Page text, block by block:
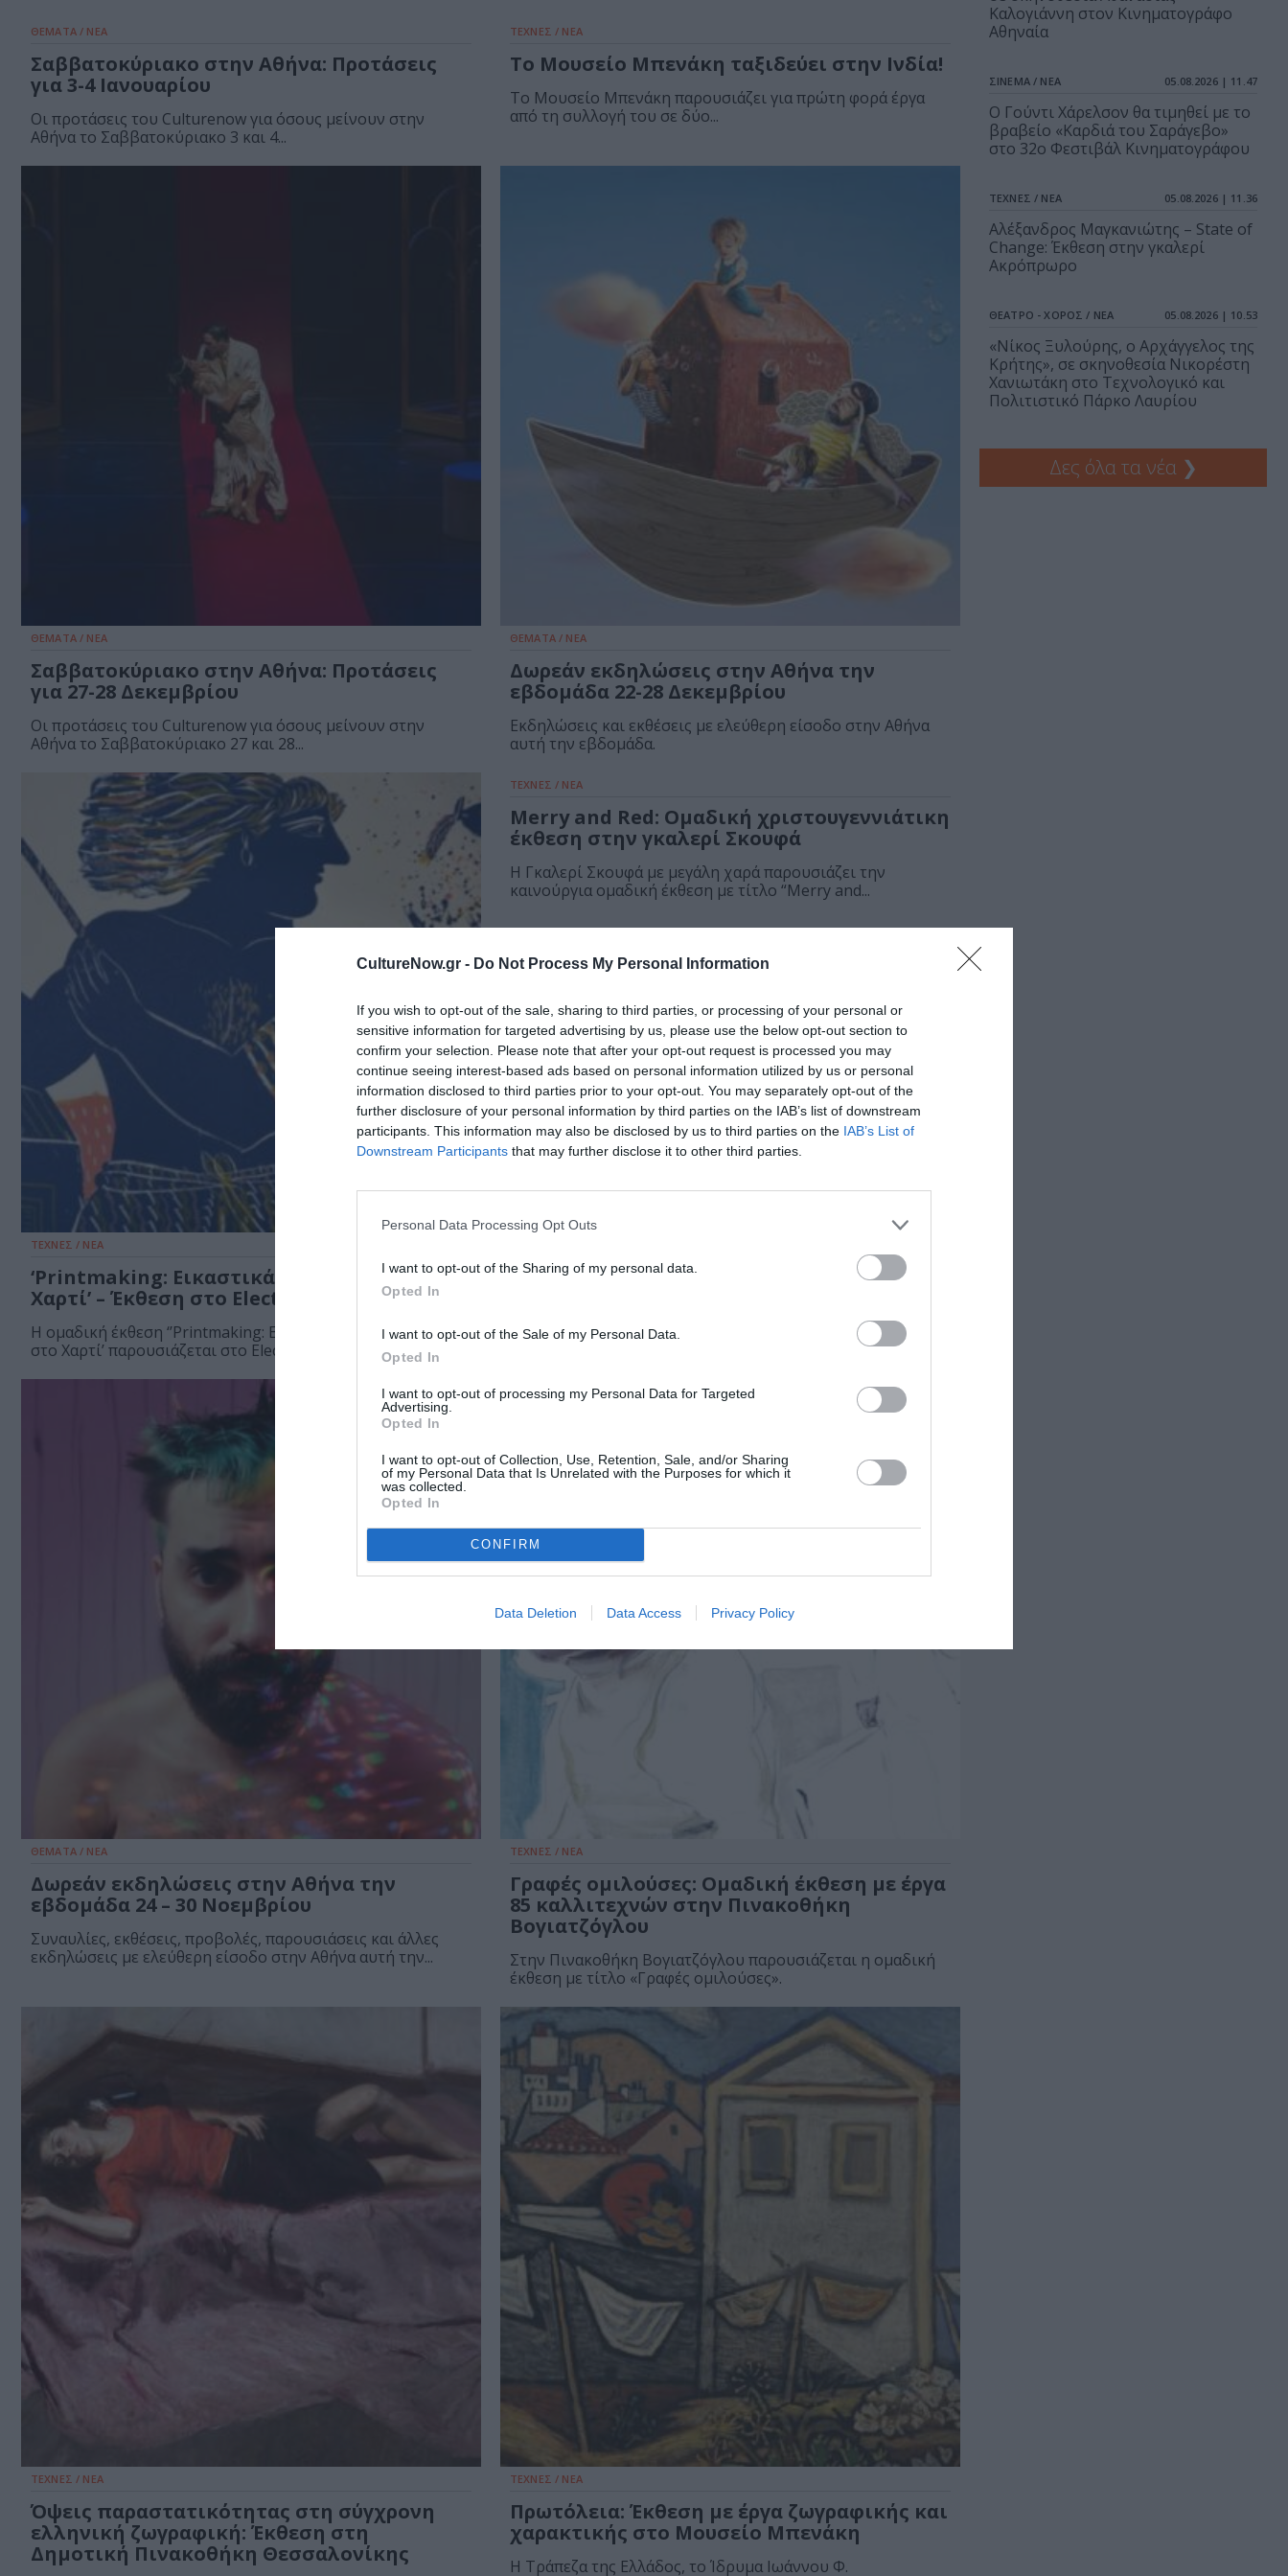
CultureNow.gr - Do Not Process My Personal Information
If you wish to opt-out of the sale, sharing to third parties, or processing of your personal or
sensitive information for targeted advertising by us, please use the below opt-out section to
confirm your selection. Please note that after your opt-out request is processed you may
continue seeing interest-based ads based on personal information utilized by us or personal
information disclosed to third parties prior to your opt-out. You may separately opt-out of the
further disclosure of your personal information by third parties on the IAB’s list of downstream
participants. This information may also be disclosed by us to third parties on the IAB’s List of
Downstream Participants that may further disclose it to other third parties.
Personal Data Processing Opt Outs
I want to opt-out of the Sharing of my personal data.
Opted In
I want to opt-out of the Sale of my Personal Data.
Opted In
I want to opt-out of processing my Personal Data for Targeted
Advertising.
Opted In
I want to opt-out of Collection, Use, Retention, Sale, and/or Sharing
of my Personal Data that Is Unrelated with the Purposes for which it
was collected.
Opted In
CONFIRM
Data Deletion Data Access Privacy Policy
ΘΕΜΑΤΑ / ΝΕΑ
Σαββατοκύριακο στην Αθήνα: Προτάσεις
για 3-4 Ιανουαρίου
Οι προτάσεις του Culturenow για όσους μείνουν στην
Αθήνα το Σαββατοκύριακο 3 και 4...
ΤΕΧΝΕΣ / ΝΕΑ
Το Μουσείο Μπενάκη ταξιδεύει στην Ινδία!
Το Μουσείο Μπενάκη παρουσιάζει για πρώτη φορά έργα
από τη συλλογή του σε δύο...
ΘΕΜΑΤΑ / ΝΕΑ
Σαββατοκύριακο στην Αθήνα: Προτάσεις
για 27-28 Δεκεμβρίου
Οι προτάσεις του Culturenow για όσους μείνουν στην
Αθήνα το Σαββατοκύριακο 27 και 28...
ΘΕΜΑΤΑ / ΝΕΑ
Δωρεάν εκδηλώσεις στην Αθήνα την
εβδομάδα 22-28 Δεκεμβρίου
Εκδηλώσεις και εκθέσεις με ελεύθερη είσοδο στην Αθήνα
αυτή την εβδομάδα.
ΤΕΧΝΕΣ / ΝΕΑ
‘Printmaking: Εικαστικά Αποτυπώματα στο
Χαρτί’ – Έκθεση στο Electra Art Space
Η ομαδική έκθεση ‘’Printmaking: Εικαστικά Αποτυπώματα
στο Χαρτί’ παρουσιάζεται στο Electra Art Space της...
ΤΕΧΝΕΣ / ΝΕΑ
Merry and Red: Ομαδική χριστουγεννιάτικη
έκθεση στην γκαλερί Σκουφά
Η Γκαλερί Σκουφά με μεγάλη χαρά παρουσιάζει την
καινούργια ομαδική έκθεση με τίτλo “Merry and...
ΘΕΜΑΤΑ / ΝΕΑ
Δωρεάν εκδηλώσεις στην Αθήνα την
εβδομάδα 24 – 30 Νοεμβρίου
Συναυλίες, εκθέσεις, προβολές, παρουσιάσεις και άλλες
εκδηλώσεις με ελεύθερη είσοδο στην Αθήνα αυτή την...
ΤΕΧΝΕΣ / ΝΕΑ
Γραφές ομιλούσες: Ομαδική έκθεση με έργα
85 καλλιτεχνών στην Πινακοθήκη
Βογιατζόγλου
Στην Πινακοθήκη Βογιατζόγλου παρουσιάζεται η ομαδική
έκθεση με τίτλο «Γραφές ομιλούσες».
ΤΕΧΝΕΣ / ΝΕΑ
Όψεις παραστατικότητας στη σύγχρονη
ελληνική ζωγραφική: Έκθεση στη
Δημοτική Πινακοθήκη Θεσσαλονίκης
ΤΕΧΝΕΣ / ΝΕΑ
Πρωτόλεια: Έκθεση με έργα ζωγραφικής και
χαρακτικής στο Μουσείο Μπενάκη
Η Τράπεζα της Ελλάδος, το Ίδρυμα Ιωάννου Φ.
Καλογιάννη στον Κινηματογράφο
Αθηναία
ΣΙΝΕΜΑ / ΝΕΑ 05.08.2026 | 11.47
Ο Γούντι Χάρελσον θα τιμηθεί με το
βραβείο «Καρδιά του Σαράγεβο»
στο 32ο Φεστιβάλ Κινηματογράφου
ΤΕΧΝΕΣ / ΝΕΑ 05.08.2026 | 11.36
Αλέξανδρος Μαγκανιώτης – State of
Change: Έκθεση στην γκαλερί
Ακρόπρωρο
ΘΕΑΤΡΟ - ΧΟΡΟΣ / ΝΕΑ 05.08.2026 | 10.53
«Νίκος Ξυλούρης, ο Αρχάγγελος της
Κρήτης», σε σκηνοθεσία Νικορέστη
Χανιωτάκη στο Τεχνολογικό και
Πολιτιστικό Πάρκο Λαυρίου
Δες όλα τα νέα ❯